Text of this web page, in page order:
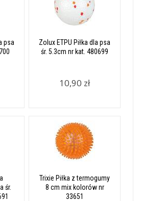
psa
Zolux ETPU Piłka dla psa
śr. 5.3cm nr kat. 480699
10,90 zł
śr.
Trixie Piłka z termogumy
8 cm mix kolorów nr
33651